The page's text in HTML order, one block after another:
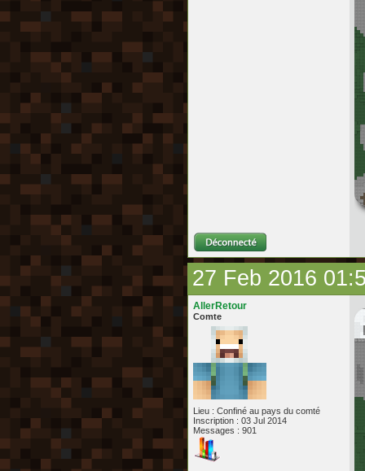
27 Feb 2016
AllerRetour
Comte
Lieu : Confiné au pays du comté
Inscription : 03 Jul 2014
Messages : 901